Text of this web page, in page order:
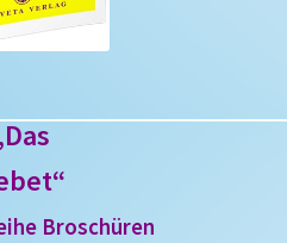
Broschüren